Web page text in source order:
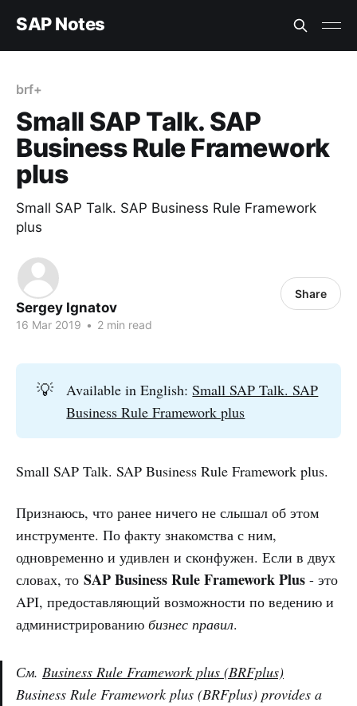
SAP Notes
brf+
Small SAP Talk. SAP
Business Rule Framework
plus
Small SAP Talk. SAP Business Rule Framework
plus
Sergey Ignatov
16 Mar 2019 • 2 min read
Share
💡 Available in English:Small SAP Talk. SAP
Business Rule Framework plus
Small SAP Talk. SAP Business Rule Framework plus.
Признаюсь, что ранее ничего не слышал об этом
инструменте. По факту знакомства с ним,
одновременно и удивлен и сконфужен. Если в двух
словах, то SAP Business Rule Framework Plus - это
API, предоставляющий возможности по ведению и
администрированию бизнес правил.
См. Business Rule Framework plus (BRFplus)
Business Rule Framework plus (BRFplus) provides a